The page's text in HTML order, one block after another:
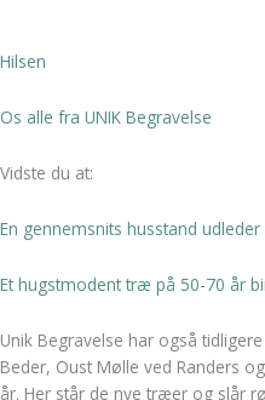
Hilsen
Os alle fra UNIK Begravelse
Vidste du at:
En gennemsnits husstand
Et hugstmodent træ på 50-70 år
Unik Begravelse har også
Beder, Oust Mølle ved Randers
år. Her står de nye træer og slår